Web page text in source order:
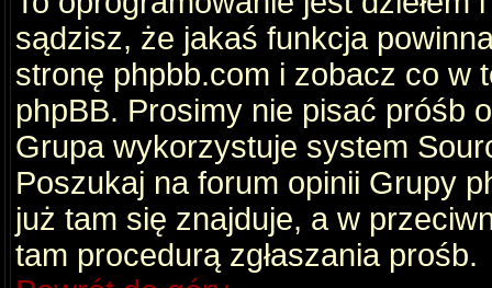
sądzisz, że jakaś funkcja
stronę phpbb.com i zobacz co w
phpBB. Prosimy nie pisać próśb
Grupa wykorzystuje system
Poszukaj na forum opinii Grupy
już tam się znajduje, a w
tam procedurą zgłaszania prośb.